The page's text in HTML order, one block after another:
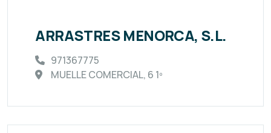
ARRASTRES MENORCA, S.L.
971367775
MUELLE COMERCIAL, 6 1º